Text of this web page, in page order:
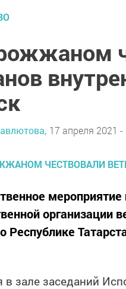
17 апреля 2021 -
организации
Республике
в зале заседаний